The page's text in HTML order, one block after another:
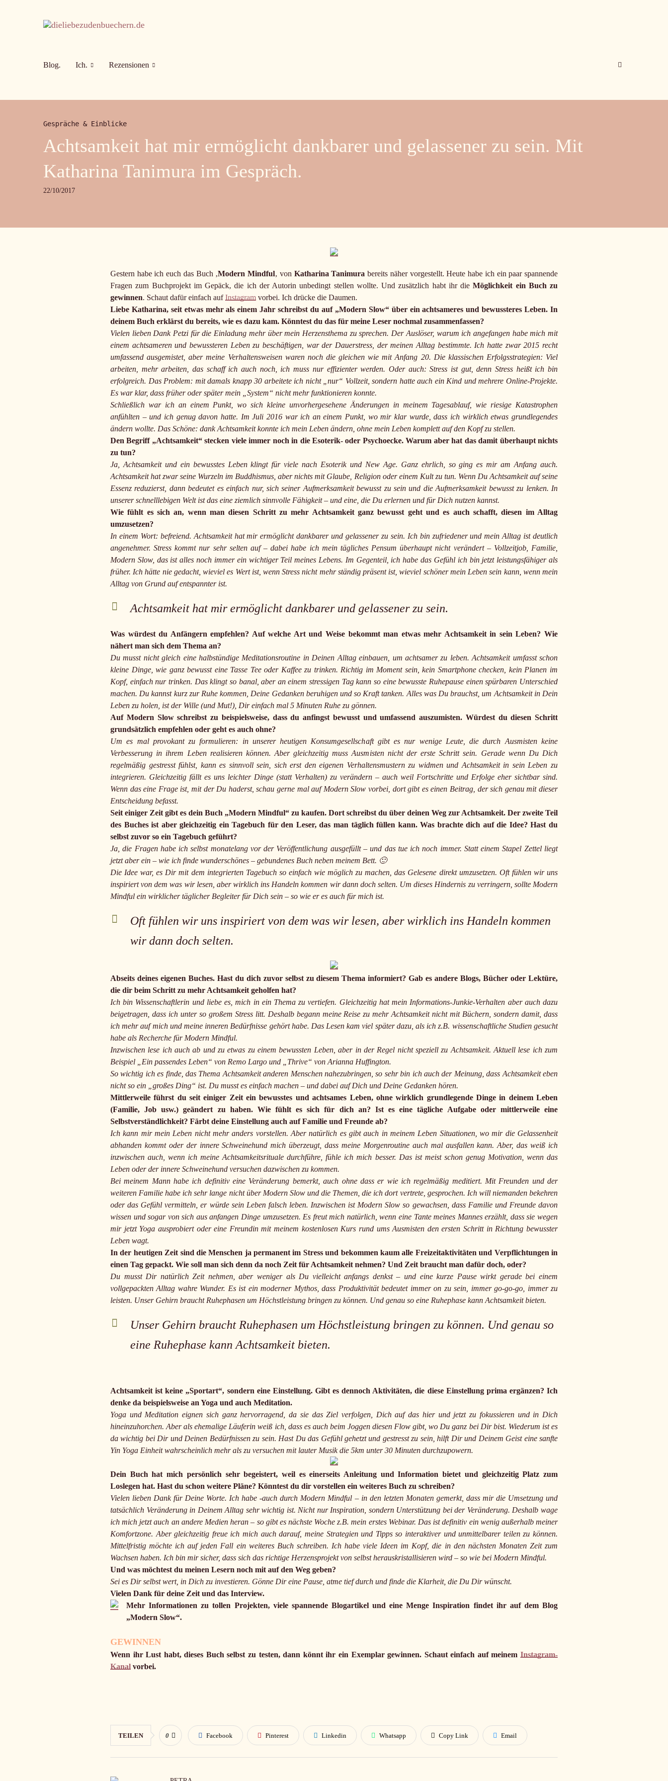
Blog. Ich. Rezensionen
Gespräche & Einblicke
Achtsamkeit hat mir ermöglicht dankbarer und gelassener zu sein. Mit
Katharina Tanimura im Gespräch.
22/10/2017
Gestern habe ich euch das Buch ‚Modern Mindful‚ von Katharina Tanimura bereits näher vorgestellt. Heute habe ich ein paar spannende
Fragen zum Buchprojekt im Gepäck, die ich der Autorin unbedingt stellen wollte. Und zusätzlich habt ihr dieMöglichkeit ein Buch zu
gewinnen. Schaut dafür einfach aufInstagram vorbei. Ich drücke die Daumen.
Liebe Katharina, seit etwas mehr als einem Jahr schreibst du auf „Modern Slow“ über ein achtsameres und bewussteres Leben. In
deinem Buch erklärst du bereits, wie es dazu kam. Könntest du das für meine Leser nochmal zusammenfassen?
Vielen lieben Dank Petzi für die Einladung mehr über mein Herzensthema zu sprechen. Der Auslöser, warum ich angefangen habe mich mit
einem achtsameren und bewussteren Leben zu beschäftigen, war der Dauerstress, der meinen Alltag bestimmte. Ich hatte zwar 2015 recht
umfassend ausgemistet, aber meine Verhaltensweisen waren noch die gleichen wie mit Anfang 20. Die klassischen Erfolgsstrategien: Viel
arbeiten, mehr arbeiten, das schaff ich auch noch, ich muss nur effizienter werden. Oder auch: Stress ist gut, denn Stress heißt ich bin
erfolgreich. Das Problem: mit damals knapp 30 arbeitete ich nicht „nur“ Vollzeit, sondern hatte auch ein Kind und mehrere Online-Projekte.
Es war klar, dass früher oder später mein „System“ nicht mehr funktionieren konnte.
Schließlich war ich an einem Punkt, wo sich kleine unvorhergesehene Änderungen in meinem Tagesablauf, wie riesige Katastrophen
anfühlten – und ich genug davon hatte. Im Juli 2016 war ich an einem Punkt, wo mir klar wurde, dass ich wirklich etwas grundlegendes
ändern wollte. Das Schöne: dank Achtsamkeit konnte ich mein Leben ändern, ohne mein Leben komplett auf den Kopf zu stellen.
Den Begriff „Achtsamkeit“ stecken viele immer noch in die Esoterik- oder Psychoecke. Warum aber hat das damit überhaupt nichts
zu tun?
Ja, Achtsamkeit und ein bewusstes Leben klingt für viele nach Esoterik und New Age. Ganz ehrlich, so ging es mir am Anfang auch.
Achtsamkeit hat zwar seine Wurzeln im Buddhismus, aber nichts mit Glaube, Religion oder einem Kult zu tun. Wenn Du Achtsamkeit auf seine
Essenz reduzierst, dann bedeutet es einfach nur, sich seiner Aufmerksamkeit bewusst zu sein und die Aufmerksamkeit bewusst zu lenken. In
unserer schnelllebigen Welt ist das eine ziemlich sinnvolle Fähigkeit – und eine, die Du erlernen und für Dich nutzen kannst.
Wie fühlt es sich an, wenn man diesen Schritt zu mehr Achtsamkeit ganz bewusst geht und es auch schafft, diesen im Alltag
umzusetzen?
In einem Wort: befreiend. Achtsamkeit hat mir ermöglicht dankbarer und gelassener zu sein. Ich bin zufriedener und mein Alltag ist deutlich
angenehmer. Stress kommt nur sehr selten auf – dabei habe ich mein tägliches Pensum überhaupt nicht verändert – Vollzeitjob, Familie,
Modern Slow, das ist alles noch immer ein wichtiger Teil meines Lebens. Im Gegenteil, ich habe das Gefühl ich bin jetzt leistungsfähiger als
früher. Ich hätte nie gedacht, wieviel es Wert ist, wenn Stress nicht mehr ständig präsent ist, wieviel schöner mein Leben sein kann, wenn mein
Alltag von Grund auf entspannter ist.
Achtsamkeit hat mir ermöglicht dankbarer und gelassener zu sein.
Was würdest du Anfängern empfehlen? Auf welche Art und Weise bekommt man etwas mehr Achtsamkeit in sein Leben? Wie
nähert man sich dem Thema an?
Du musst nicht gleich eine halbstündige Meditationsroutine in Deinen Alltag einbauen, um achtsamer zu leben. Achtsamkeit umfasst schon
kleine Dinge, wie ganz bewusst eine Tasse Tee oder Kaffee zu trinken. Richtig im Moment sein, kein Smartphone checken, kein Planen im
Kopf, einfach nur trinken. Das klingt so banal, aber an einem stressigen Tag kann so eine bewusste Ruhepause einen spürbaren Unterschied
machen. Du kannst kurz zur Ruhe kommen, Deine Gedanken beruhigen und so Kraft tanken. Alles was Du brauchst, um Achtsamkeit in Dein
Leben zu holen, ist der Wille (und Mut!), Dir einfach mal 5 Minuten Ruhe zu gönnen.
Auf Modern Slow schreibst zu beispielsweise, dass du anfingst bewusst und umfassend auszumisten. Würdest du diesen Schritt
grundsätzlich empfehlen oder geht es auch ohne?
Um es mal provokant zu formulieren: in unserer heutigen Konsumgesellschaft gibt es nur wenige Leute, die durch Ausmisten keine
Verbesserung in ihrem Leben realisieren können. Aber gleichzeitig muss Ausmisten nicht der erste Schritt sein. Gerade wenn Du Dich
regelmäßig gestresst fühlst, kann es sinnvoll sein, sich erst den eigenen Verhaltensmustern zu widmen und Achtsamkeit in sein Leben zu
integrieren. Gleichzeitig fällt es uns leichter Dinge (statt Verhalten) zu verändern – auch weil Fortschritte und Erfolge eher sichtbar sind.
Wenn das eine Frage ist, mit der Du haderst, schau gerne mal auf Modern Slow vorbei, dort gibt es einen Beitrag, der sich genau mit dieser
Entscheidung befasst.
Seit einiger Zeit gibt es dein Buch „Modern Mindful“ zu kaufen. Dort schreibst du über deinen Weg zur Achtsamkeit. Der zweite Teil
des Buches ist aber gleichzeitig ein Tagebuch für den Leser, das man täglich füllen kann. Was brachte dich auf die Idee? Hast du
selbst zuvor so ein Tagebuch geführt?
Ja, die Fragen habe ich selbst monatelang vor der Veröffentlichung ausgefüllt – und das tue ich noch immer. Statt einem Stapel Zettel liegt
jetzt aber ein – wie ich finde wunderschönes – gebundenes Buch neben meinem Bett. 🙂
Die Idee war, es Dir mit dem integrierten Tagebuch so einfach wie möglich zu machen, das Gelesene direkt umzusetzen. Oft fühlen wir uns
inspiriert von dem was wir lesen, aber wirklich ins Handeln kommen wir dann doch selten. Um dieses Hindernis zu verringern, sollte Modern
Mindful ein wirklicher täglicher Begleiter für Dich sein – so wie er es auch für mich ist.
Oft fühlen wir uns inspiriert von dem was wir lesen, aber wirklich ins Handeln kommen
wir dann doch selten.
Abseits deines eigenen Buches. Hast du dich zuvor selbst zu diesem Thema informiert? Gab es andere Blogs, Bücher oder Lektüre,
die dir beim Schritt zu mehr Achtsamkeit geholfen hat?
Ich bin Wissenschaftlerin und liebe es, mich in ein Thema zu vertiefen. Gleichzeitig hat mein Informations-Junkie-Verhalten aber auch dazu
beigetragen, dass ich unter so großem Stress litt. Deshalb begann meine Reise zu mehr Achtsamkeit nicht mit Büchern, sondern damit, dass
ich mehr auf mich und meine inneren Bedürfnisse gehört habe. Das Lesen kam viel später dazu, als ich z.B. wissenschaftliche Studien gesucht
habe als Recherche für Modern Mindful.
Inzwischen lese ich auch ab und zu etwas zu einem bewussten Leben, aber in der Regel nicht speziell zu Achtsamkeit. Aktuell lese ich zum
Beispiel „Ein passendes Leben“ von Remo Largo und „Thrive“ von Arianna Huffington.
So wichtig ich es finde, das Thema Achtsamkeit anderen Menschen nahezubringen, so sehr bin ich auch der Meinung, dass Achtsamkeit eben
nicht so ein „großes Ding“ ist. Du musst es einfach machen – und dabei auf Dich und Deine Gedanken hören.
Mittlerweile führst du seit einiger Zeit ein bewusstes und achtsames Leben, ohne wirklich grundlegende Dinge in deinem Leben
(Familie, Job usw.) geändert zu haben. Wie fühlt es sich für dich an? Ist es eine tägliche Aufgabe oder mittlerweile eine
Selbstverständlichkeit? Färbt deine Einstellung auch auf Familie und Freunde ab?
Ich kann mir mein Leben nicht mehr anders vorstellen. Aber natürlich es gibt auch in meinem Leben Situationen, wo mir die Gelassenheit
abhanden kommt oder der innere Schweinehund mich überzeugt, dass meine Morgenroutine auch mal ausfallen kann. Aber, das weiß ich
inzwischen auch, wenn ich meine Achtsamkeitsrituale durchführe, fühle ich mich besser. Das ist meist schon genug Motivation, wenn das
Leben oder der innere Schweinehund versuchen dazwischen zu kommen.
Bei meinem Mann habe ich definitiv eine Veränderung bemerkt, auch ohne dass er wie ich regelmäßig meditiert. Mit Freunden und der
weiteren Familie habe ich sehr lange nicht über Modern Slow und die Themen, die ich dort vertrete, gesprochen. Ich will niemanden bekehren
oder das Gefühl vermitteln, er würde sein Leben falsch leben. Inzwischen ist Modern Slow so gewachsen, dass Familie und Freunde davon
wissen und sogar von sich aus anfangen Dinge umzusetzen. Es freut mich natürlich, wenn eine Tante meines Mannes erzählt, dass sie wegen
mir jetzt Yoga ausprobiert oder eine Freundin mit meinem kostenlosen Kurs rund ums Ausmisten den ersten Schritt in Richtung bewusster
Leben wagt.
In der heutigen Zeit sind die Menschen ja permanent im Stress und bekommen kaum alle Freizeitaktivitäten und Verpflichtungen in
einen Tag gepackt. Wie soll man sich denn da noch Zeit für Achtsamkeit nehmen? Und Zeit braucht man dafür doch, oder?
Du musst Dir natürlich Zeit nehmen, aber weniger als Du vielleicht anfangs denkst – und eine kurze Pause wirkt gerade bei einem
vollgepackten Alltag wahre Wunder. Es ist ein moderner Mythos, dass Produktivität bedeutet immer on zu sein, immer go-go-go, immer zu
leisten. Unser Gehirn braucht Ruhephasen um Höchstleistung bringen zu können. Und genau so eine Ruhephase kann Achtsamkeit bieten.
Unser Gehirn braucht Ruhephasen um Höchstleistung bringen zu können. Und genau so
eine Ruhephase kann Achtsamkeit bieten.
Achtsamkeit ist keine „Sportart“, sondern eine Einstellung. Gibt es dennoch Aktivitäten, die diese Einstellung prima ergänzen? Ich
denke da beispielsweise an Yoga und auch Meditation.
Yoga und Meditation eignen sich ganz hervorragend, da sie das Ziel verfolgen, Dich auf das hier und jetzt zu fokussieren und in Dich
hineinzuhorchen. Aber als ehemalige Läuferin weiß ich, dass es auch beim Joggen diesen Flow gibt, wo Du ganz bei Dir bist. Wiederum ist es
da wichtig bei Dir und Deinen Bedürfnissen zu sein. Hast Du das Gefühl gehetzt und gestresst zu sein, hilft Dir und Deinem Geist eine sanfte
Yin Yoga Einheit wahrscheinlich mehr als zu versuchen mit lauter Musik die 5km unter 30 Minuten durchzupowern.
Dein Buch hat mich persönlich sehr begeistert, weil es einerseits Anleitung und Information bietet und gleichzeitig Platz zum
Loslegen hat. Hast du schon weitere Pläne? Könntest du dir vorstellen ein weiteres Buch zu schreiben?
Vielen lieben Dank für Deine Worte. Ich habe -auch durch Modern Mindful – in den letzten Monaten gemerkt, dass mir die Umsetzung und
tatsächlich Veränderung in Deinem Alltag sehr wichtig ist. Nicht nur Inspiration, sondern Unterstützung bei der Veränderung. Deshalb wage
ich mich jetzt auch an andere Medien heran – so gibt es nächste Woche z.B. mein erstes Webinar. Das ist definitiv ein wenig außerhalb meiner
Komfortzone. Aber gleichzeitig freue ich mich auch darauf, meine Strategien und Tipps so interaktiver und unmittelbarer teilen zu können.
Mittelfristig möchte ich auf jeden Fall ein weiteres Buch schreiben. Ich habe viele Ideen im Kopf, die in den nächsten Monaten Zeit zum
Wachsen haben. Ich bin mir sicher, dass sich das richtige Herzensprojekt von selbst herauskristallisieren wird – so wie bei Modern Mindful.
Und was möchtest du meinen Lesern noch mit auf den Weg geben?
Sei es Dir selbst wert, in Dich zu investieren. Gönne Dir eine Pause, atme tief durch und finde die Klarheit, die Du Dir wünscht.
Vielen Dank für deine Zeit und das Interview.
Mehr Informationen zu tollen Projekten, viele spannende Blogartikel und eine Menge Inspiration findet ihr auf dem Blog
„Modern Slow“.
GEWINNEN
Wenn ihr Lust habt, dieses Buch selbst zu testen, dann könnt ihr ein Exemplar gewinnen. Schaut einfach auf meinem Instagram-
Kanal vorbei.
TEILEN 0 Facebook Pinterest Linkedin Whatsapp Copy Link Email